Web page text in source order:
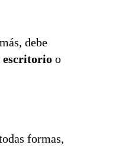
debe
escritorio o
formas,